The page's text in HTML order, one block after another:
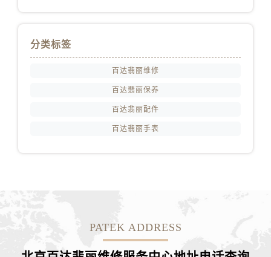
分类标签
百达翡丽维修
百达翡丽保养
百达翡丽配件
百达翡丽手表
PATEK ADDRESS